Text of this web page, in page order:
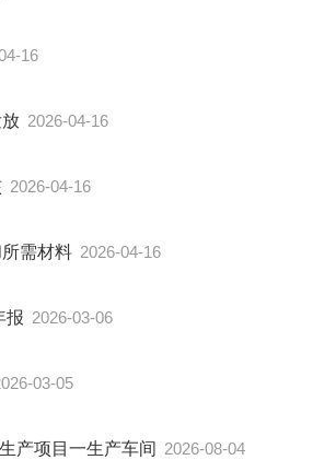
16
2026-04-16
2026-04-16
需材料 2026-04-16
报 2026-03-06
03-05
产项目一生产车间 2026-08-04